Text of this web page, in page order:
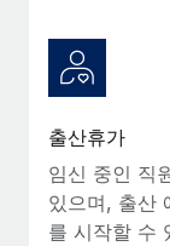
출산휴가
임신 중인 직
있으며, 출산
를 시작할 수